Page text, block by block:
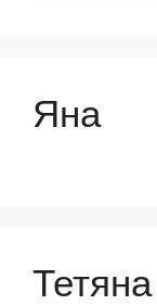
Яна
Тетяна